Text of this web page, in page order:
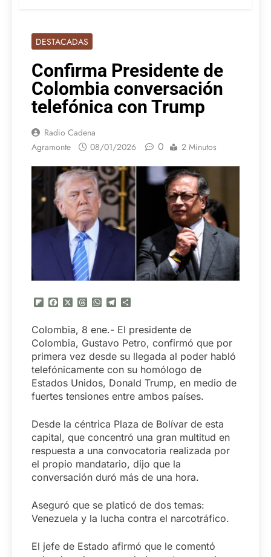
DESTACADAS
Confirma Presidente de
Colombia conversación
telefónica con Trump
Radio Cadena
Agramonte
08/01/2026 0 2 Minutos
Flipboard
FacebookThreadsWhatsApp
Telegram
Colombia, 8 ene.- El presidente de
Colombia, Gustavo Petro, confirmó que por
primera vez desde su llegada al poder habló
telefónicamente con su homólogo de
Estados Unidos, Donald Trump, en medio de
fuertes tensiones entre ambos países.
Desde la céntrica Plaza de Bolívar de esta
capital, que concentró una gran multitud en
respuesta a una convocatoria realizada por
el propio mandatario, dijo que la
conversación duró más de una hora.
Aseguró que se platicó de dos temas:
Venezuela y la lucha contra el narcotráfico.
El jefe de Estado afirmó que le comentó